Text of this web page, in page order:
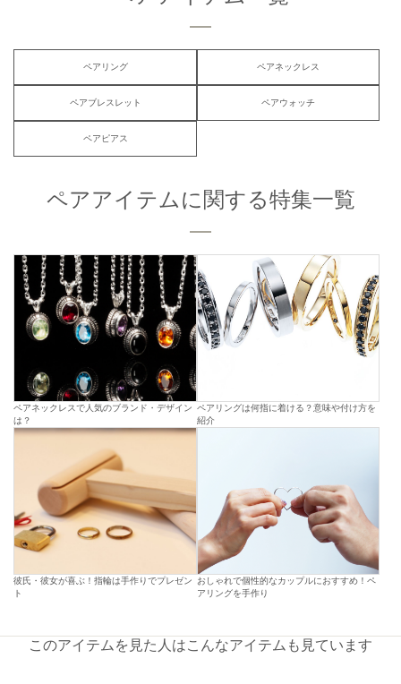
ペアリング ペアネックレス
ペアブレスレット ペアウォッチ
ペアピアス
ペアアイテムに関する特集一覧
ペアネックレスで人気のブランド・デザイン
は？
ペアリングは何指に着ける？意味や付け方を
紹介
彼氏・彼女が喜ぶ！指輪は手作りでプレゼン
ト
おしゃれで個性的なカップルにおすすめ！ペ
アリングを手作り
このアイテムを見た人はこんなアイテムも見ています